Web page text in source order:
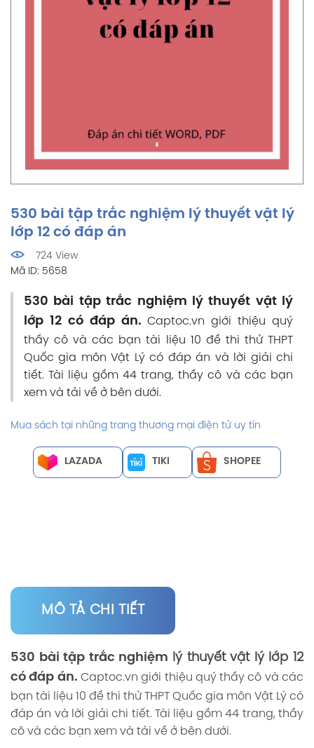
530 bài tập trắc nghiệm lý thuyết vật lý
lớp 12 có đáp án
724 View
Mã ID: 5658
530 bài tập trắc nghiệm lý thuyết vật lý
lớp 12 có đáp án. Captoc.vn giới thiệu quý
thầy cô và các bạn tài liệu 10 đề thi thử THPT
Quốc gia môn Vật Lý có đáp án và lời giải chi
tiết. Tài liệu gồm 44 trang, thầy cô và các bạn
xem và tải về ở bên dưới.
Mua sách tại những trang thương mại điện tử uy tín
LAZADA TIKI SHOPEE
MÔ TẢ CHI TIẾT
530 bài tập trắc nghiệm lý thuyết vật lý lớp 12
có đáp án. Captoc.vn giới thiệu quý thầy cô và các
bạn tài liệu 10 đề thi thử THPT Quốc gia môn Vật Lý có
đáp án và lời giải chi tiết. Tài liệu gồm 44 trang, thầy
cô và các bạn xem và tải về ở bên dưới.